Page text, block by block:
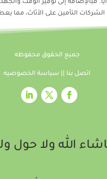
فبالإضافة إلى توفير الوقت
التأمين على الأثاث، مما
جميع الحقوق محفوظه
اتصل بنا سياسة الخصوصيه
الله ولا حول